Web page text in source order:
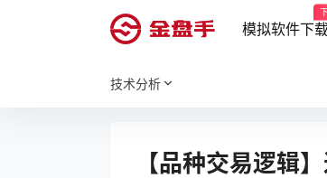
模拟软件下
技术分析
【品种交易逻辑